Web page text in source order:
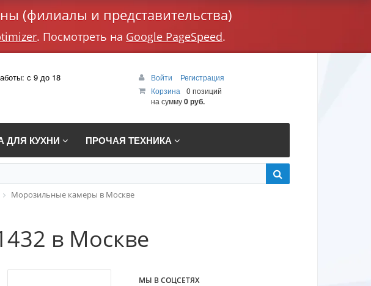
(филиалы и представительства)
. Посмотреть на Google PageSpeed.
с 9 до 18 Войти
Регистрация
Корзина
0 позиций
на сумму0 руб.
ДЛЯ КУХНИ ПРОЧАЯ ТЕХНИКА
Морозильные камеры в Москве
в Москве
МЫ В СОЦСЕТЯХ